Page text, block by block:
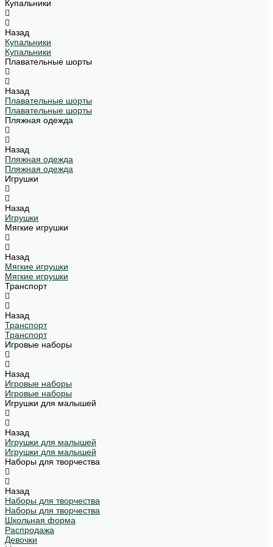
Купальники
Назад
Купальники
Купальники
Плавательные шорты
Назад
Плавательные шорты
Плавательные шорты
Пляжная одежда
Назад
Пляжная одежда
Пляжная одежда
Игрушки
Назад
Игрушки
Мягкие игрушки
Назад
Мягкие игрушки
Мягкие игрушки
Транспорт
Назад
Транспорт
Транспорт
Игровые наборы
Назад
Игровые наборы
Игровые наборы
Игрушки для малышей
Назад
Игрушки для малышей
Игрушки для малышей
Наборы для творчества
Назад
Наборы для творчества
Наборы для творчества
Школьная форма
Распродажа
Девочки